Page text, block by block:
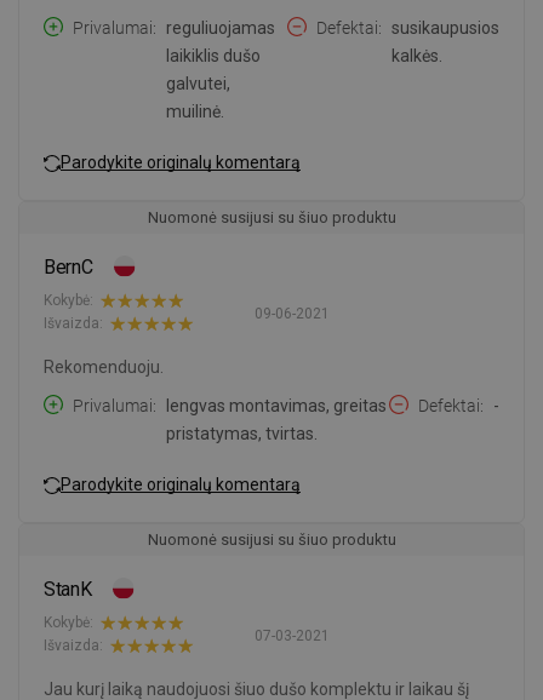
Privalumai
reguliuojamas
laikiklis dušo
galvutei,
muilinė.
Defektai
susikaupusios
kalkės.
Parodykite originalų komentarą
Nuomonė susijusi su šiuo produktu
BernC
09-06-2021
Kokybė:
Išvaizda:
Rekomenduoju.
Privalumai
lengvas montavimas, greitas
pristatymas, tvirtas.
Defektai -
Parodykite originalų komentarą
Nuomonė susijusi su šiuo produktu
StanK
07-03-2021
Kokybė:
Išvaizda:
Jau kurį laiką naudojuosi šiuo dušo komplektu ir laikau šį